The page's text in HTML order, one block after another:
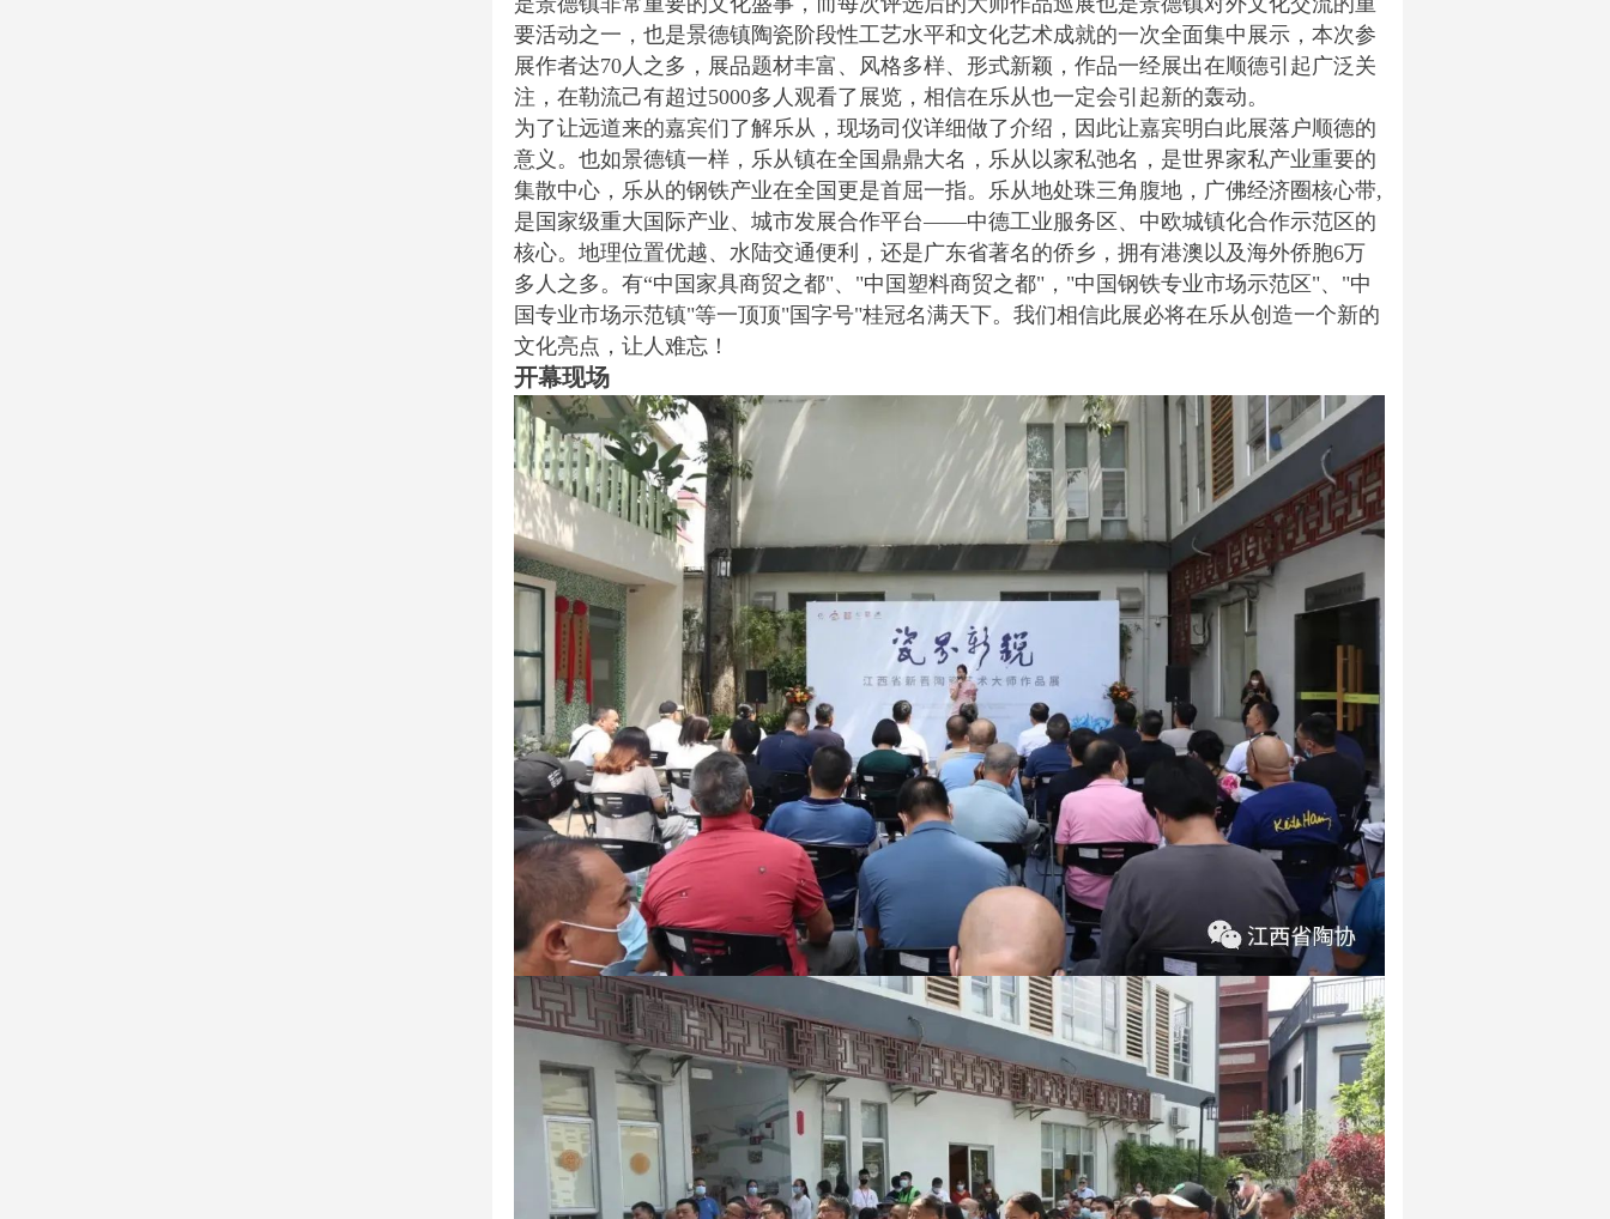
要活动之一，也是景德镇陶瓷阶段性工艺水平和文化艺术成就的一次全面集中展示，本次参
展作者达70人之多，展品题材丰富、风格多样、形式新颖，作品一经展出在顺德引起广泛关
注，在勒流己有超过5000多人观看了展览，相信在乐从也一定会引起新的轰动。
为了让远道来的嘉宾们了解乐从，现场司仪详细做了介绍，因此让嘉宾明白此展落户顺德的
意义。也如景德镇一样，乐从镇在全国鼎鼎大名，乐从以家私弛名，是世界家私产业重要的
集散中心，乐从的钢铁产业在全国更是首屈一指。乐从地处珠三角腹地，广佛经济圈核心带,
是国家级重大国际产业、城市发展合作平台——中德工业服务区、中欧城镇化合作示范区的
核心。地理位置优越、水陆交通便利，还是广东省著名的侨乡，拥有港澳以及海外侨胞6万
多人之多。有“中国家具商贸之都"、"中国塑料商贸之都"，"中国钢铁专业市场示范区"、"中
国专业市场示范镇"等一顶顶"国字号"桂冠名满天下。我们相信此展必将在乐从创造一个新的
文化亮点，让人难忘！
开幕现场